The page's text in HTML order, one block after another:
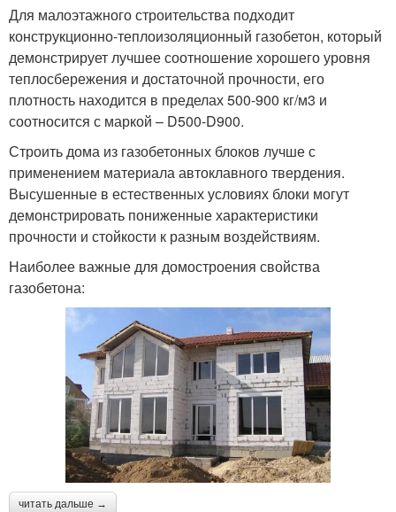
Для малоэтажного строительства подходит
конструкционно-теплоизоляционный газобетон, который
демонстрирует лучшее соотношение хорошего уровня
теплосбережения и достаточной прочности, его
плотность находится в пределах 500-900 кг/м3 и
соотносится с маркой – D500-D900.
Строить дома из газобетонных блоков лучше с
применением материала автоклавного твердения.
Высушенные в естественных условиях блоки могут
демонстрировать пониженные характеристики
прочности и стойкости к разным воздействиям.
Наиболее важные для домостроения свойства
газобетона:
читать дальше →